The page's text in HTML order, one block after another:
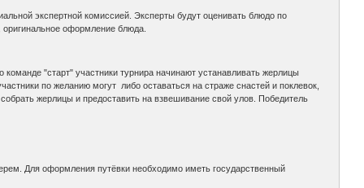
экспертной комиссией. Эксперты будут оценивать блюдо по
оформление блюда.
"старт" участники турнира начинают устанавливать жерлицы
по желанию могут либо оставаться на страже снастей и поклевок,
жерлицы и предоставить на взвешивание свой улов. Победитель
Для оформления путёвки необходимо иметь государственный